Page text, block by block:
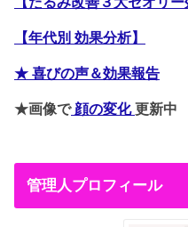
【年代別 効果分析】
★ 喜びの声＆効果報告
★画像で顔の変化更新中
管理人プロフィール